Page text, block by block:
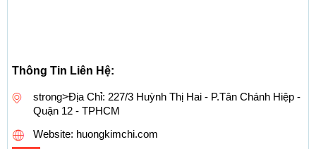
Thông Tin Liên Hệ:
strong>Địa Chỉ: 227/3 Huỳnh Thị Hai - P.Tân Chánh Hiệp -
Quận 12 - TPHCM
Website: huongkimchi.com